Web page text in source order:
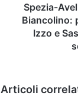
Spezia-
Biancolino:
Izzo e
Articoli